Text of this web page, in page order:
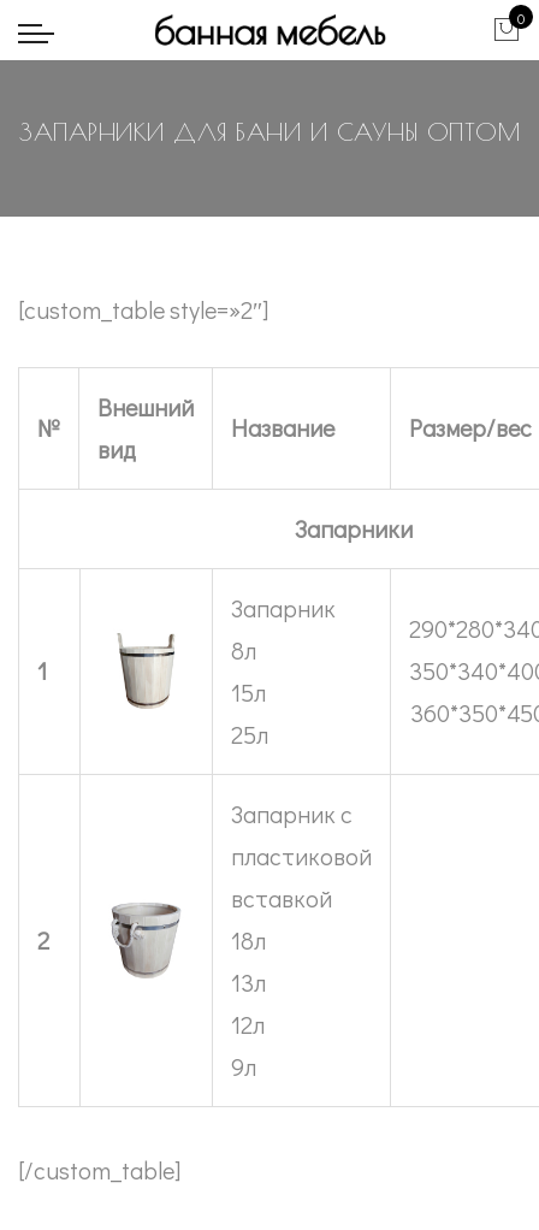
0
ЗАПАРНИКИ ДЛЯ БАНИ И САУНЫ ОПТОМ
[custom_table style=»2″]
№
Внешний
вид
Название Размер/вес
Запарники
1
Запарник
8л
15л
25л
2
Запарник с
пластиковой
вставкой
18л
13л
12л
9л
[/custom_table]